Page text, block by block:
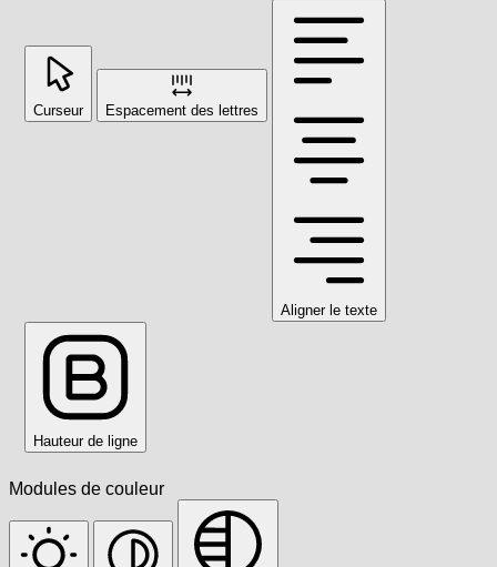
Curseur Espacement des lettres
Aligner le texte
Hauteur de ligne
Modules de couleur